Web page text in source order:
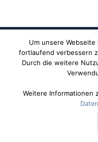
Um unsere
fortlaufend verbessern
Durch die weitere
Weitere Informationen